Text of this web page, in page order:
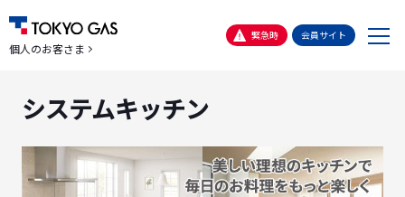
個人のお客さま
緊急時 会員サイト
メ
システムキッチン